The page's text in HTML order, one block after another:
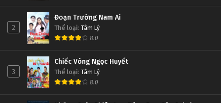
2
Đoạn Trường Nam Ai
Thể loại: Tâm Lý
8.0
3
Chiếc Vòng Ngọc Huyết
Thể loại: Tâm Lý
8.0